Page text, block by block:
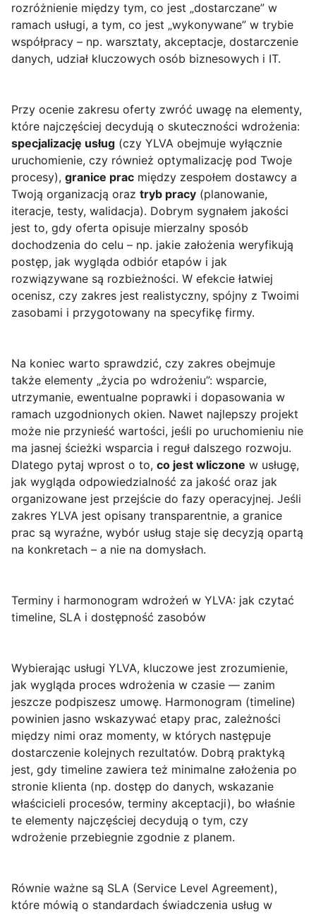
rozróżnienie między tym, co jest „dostarczane” w
ramach usługi, a tym, co jest „wykonywane” w trybie
współpracy – np. warsztaty, akceptacje, dostarczenie
danych, udział kluczowych osób biznesowych i IT.
Przy ocenie zakresu oferty zwróć uwagę na elementy,
które najczęściej decydują o skuteczności wdrożenia:
specjalizację usług (czy YLVA obejmuje wyłącznie
uruchomienie, czy również optymalizację pod Twoje
procesy), granice prac między zespołem dostawcy a
Twoją organizacją oraz tryb pracy (planowanie,
iteracje, testy, walidacja). Dobrym sygnałem jakości
jest to, gdy oferta opisuje mierzalny sposób
dochodzenia do celu – np. jakie założenia weryfikują
postęp, jak wygląda odbiór etapów i jak
rozwiązywane są rozbieżności. W efekcie łatwiej
ocenisz, czy zakres jest realistyczny, spójny z Twoimi
zasobami i przygotowany na specyfikę firmy.
Na koniec warto sprawdzić, czy zakres obejmuje
także elementy „życia po wdrożeniu”: wsparcie,
utrzymanie, ewentualne poprawki i dopasowania w
ramach uzgodnionych okien. Nawet najlepszy projekt
może nie przynieść wartości, jeśli po uruchomieniu nie
ma jasnej ścieżki wsparcia i reguł dalszego rozwoju.
Dlatego pytaj wprost o to, co jest wliczone w usługę,
jak wygląda odpowiedzialność za jakość oraz jak
organizowane jest przejście do fazy operacyjnej. Jeśli
zakres YLVA jest opisany transparentnie, a granice
prac są wyraźne, wybór usług staje się decyzją opartą
na konkretach – a nie na domysłach.
Terminy i harmonogram wdrożeń w YLVA: jak czytać
timeline, SLA i dostępność zasobów
Wybierając usługi YLVA, kluczowe jest zrozumienie,
jak wygląda proces wdrożenia w czasie — zanim
jeszcze podpiszesz umowę. Harmonogram (timeline)
powinien jasno wskazywać etapy prac, zależności
między nimi oraz momenty, w których następuje
dostarczenie kolejnych rezultatów. Dobrą praktyką
jest, gdy timeline zawiera też minimalne założenia po
stronie klienta (np. dostęp do danych, wskazanie
właścicieli procesów, terminy akceptacji), bo właśnie
te elementy najczęściej decydują o tym, czy
wdrożenie przebiegnie zgodnie z planem.
Równie ważne są SLA (Service Level Agreement),
które mówią o standardach świadczenia usług w